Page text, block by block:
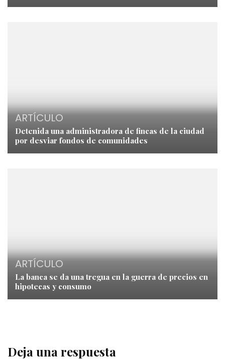
ARTÍCULO
Detenida una administradora de fincas de la ciudad
por desviar fondos de comunidades
ARTÍCULO
La banca se da una tregua en la guerra de precios en
hipotecas y consumo
Deja una respuesta